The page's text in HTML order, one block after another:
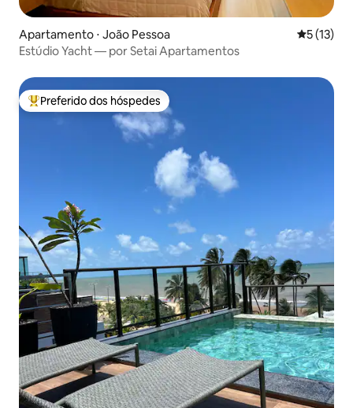
Apartamento ⋅ João Pessoa 5 de uma
5 (13)
Estúdio Yacht — por Setai Apartamentos
Entre os melhores preferidos dos hóspedes
Preferido dos hóspedes